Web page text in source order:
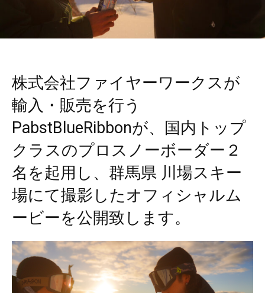
株式会社ファイヤーワークスが
輸入・販売を行う
PabstBlueRibbonが、国内トップ
クラスのプロスノーボーダー２
名を起用し、群馬県 川場スキー
場にて撮影したオフィシャルム
ービーを公開致します。